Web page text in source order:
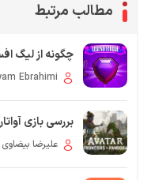
مطالب مرتبط
چگونه از لیگ
Ebrahimi
بررسی بازی
علیرضا بیضاوی